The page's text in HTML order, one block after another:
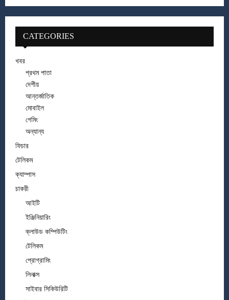
CATEGORIES
খবর
প্রথম পাতা
দেশীয়
আন্তর্জাতিক
মোবাইল
গেমিং
অন্যান্য
ফিচার
টেলিকম
ক্যাম্পাস
চাকরী
আইটি
ইঞ্জিনিয়ারিং
ক্লাউড কম্পিউটিং
টেলিকম
প্রোগ্রামিং
লিনাক্স
সাইবার সিকিউরিটি